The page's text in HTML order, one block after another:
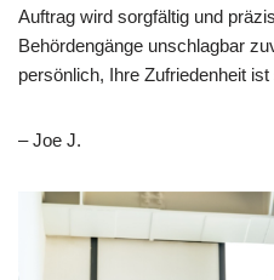
Auftrag wird sorgfältig und
Behördengänge unschlagbar
persönlich, Ihre Zufriedenheit ist
– Joe J.